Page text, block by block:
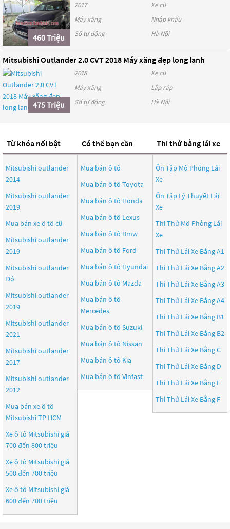
460 Triệu
2017
Xe cũ
Máy xăng
Nhập khẩu
Số tự động
Hà Nội
Mitsubishi Outlander 2.0 CVT 2018 Máy xăng đẹp long lanh
475 Triệu
2018
Xe cũ
Máy xăng
Lắp ráp
Số tự động
Hà Nội
Từ khóa nổi bật
Mitsubishi outlander
2014
Mitsubishi outlander
2019
Mua bán xe ô tô cũ
Mitsubishi outlander
2019
Mitsubishi outlander
Đỏ
Mitsubishi outlander
2019
Mitsubishi outlander
2021
Mitsubishi outlander
2017
Mitsubishi outlander
2012
Mua bán xe ô tô
Mitsubishi TP HCM
Xe ô tô Mitsubishi giá
700 đến 800 triệu
Xe ô tô Mitsubishi giá
500 đến 700 triệu
Xe ô tô Mitsubishi giá
600 đến 700 triệu
Có thể bạn cần
Mua bán ô tô
Mua bán ô tô Toyota
Mua bán ô tô Honda
Mua bán ô tô Lexus
Mua bán ô tô Bmw
Mua bán ô tô Ford
Mua bán ô tô Hyundai
Mua bán ô tô Mazda
Mua bán ô tô
Mercedes
Mua bán ô tô Suzuki
Mua bán ô tô Nissan
Mua bán ô tô Kia
Mua bán ô tô Vinfast
Thi thử bằng lái xe
Ôn Tập Mô Phỏng Lái
Xe
Ôn Tập Lý Thuyết Lái
Xe
Thi Thử Mô Phỏng Lái
Xe
Thi Thử Lái Xe Bằng A1
Thi Thử Lái Xe Bằng A2
Thi Thử Lái Xe Bằng A3
Thi Thử Lái Xe Bằng A4
Thi Thử Lái Xe Bằng B1
Thi Thử Lái Xe Bằng B2
Thi Thử Lái Xe Bằng C
Thi Thử Lái Xe Bằng D
Thi Thử Lái Xe Bằng E
Thi Thử Lái Xe Bằng F